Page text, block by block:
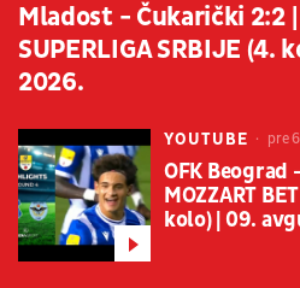
Mladost - Čukarički 2:2 |
SUPERLIGA SRBIJE (4.
2026.
YOUTUBE pre
OFK Beograd
MOZZART
kolo) | 09.